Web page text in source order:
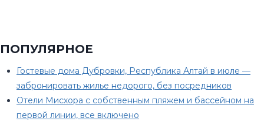
ПОПУЛЯРНОЕ
Гостевые дома Дубровки, Республика Алтай в июле —
забронировать жилье недорого, без посредников
Отели Мисхора с собственным пляжем и бассейном на
первой линии, все включено